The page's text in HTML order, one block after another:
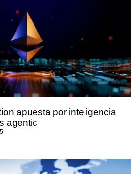
apuesta por inteligencia
agentic